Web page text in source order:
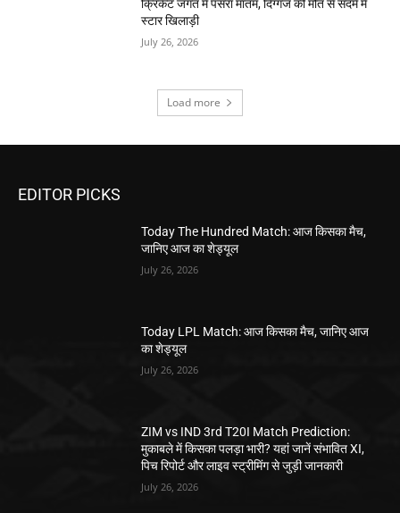
क्रिकेट जगत में पसरा मातम, दिग्गज की मौत से सदमें में
स्टार खिलाड़ी
July 26, 2026
Load more
EDITOR PICKS
Today The Hundred Match: आज किसका मैच,
जानिए आज का शेड्यूल
July 26, 2026
Today LPL Match: आज किसका मैच, जानिए आज
का शेड्यूल
July 26, 2026
ZIM vs IND 3rd T20I Match Prediction:
मुकाबले में किसका पलड़ा भारी? यहां जानें संभावित XI,
पिच रिपोर्ट और लाइव स्ट्रीमिंग से जुड़ी जानकारी
July 26, 2026